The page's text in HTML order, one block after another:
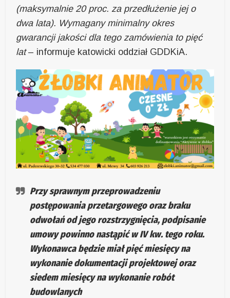
(maksymalnie 20 proc. za przedłużenie jej o
dwa lata). Wymagany minimalny okres
gwarancji jakości dla tego zamówienia to pięć
lat– informuje katowicki oddział GDDKiA.
Przy sprawnym przeprowadzeniu
postępowania przetargowego oraz braku
odwołań od jego rozstrzygnięcia, podpisanie
umowy powinno nastąpić w IV kw. tego roku.
Wykonawca będzie miał pięć miesięcy na
wykonanie dokumentacji projektowej oraz
siedem miesięcy na wykonanie robót
budowlanych